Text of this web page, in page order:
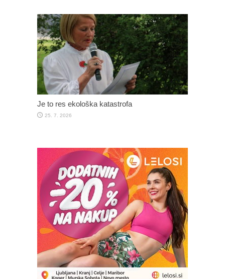
Je to res ekološka katastrofa
25. 7. 2026